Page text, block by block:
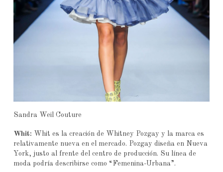
Sandra Weil Couture
Whit: Whit es la creación de Whitney Pozgay y la marca es
relativamente nueva en el mercado. Pozgay diseña en Nueva
York, justo al frente del centro de producción. Su línea de
moda podría describirse como “Femenina-Urbana”.